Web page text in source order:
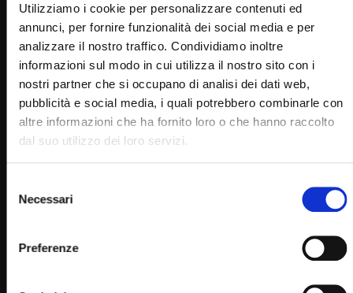
Utilizziamo i cookie per personalizzare contenuti ed
annunci, per fornire funzionalità dei social media e per
analizzare il nostro traffico. Condividiamo inoltre
informazioni sul modo in cui utilizza il nostro sito con i
nostri partner che si occupano di analisi dei dati web,
pubblicità e social media, i quali potrebbero combinarle con
altre informazioni che ha fornito loro o che hanno raccolto
dal suo utilizzo dei loro servizi.
delNecessari
Preferenze
02:02:33
Santo Rosario e Santa Messa – 2 febbraio 2023 (padre
Franco Moscone)